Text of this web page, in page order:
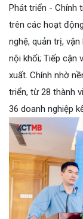
Phát triển - Chính
trên các hoạt
nghệ, quản trị,
nội khối; Tiếp cận
xuất. Chính nhờ
triển, từ 28 thành
36 doanh nghiệp